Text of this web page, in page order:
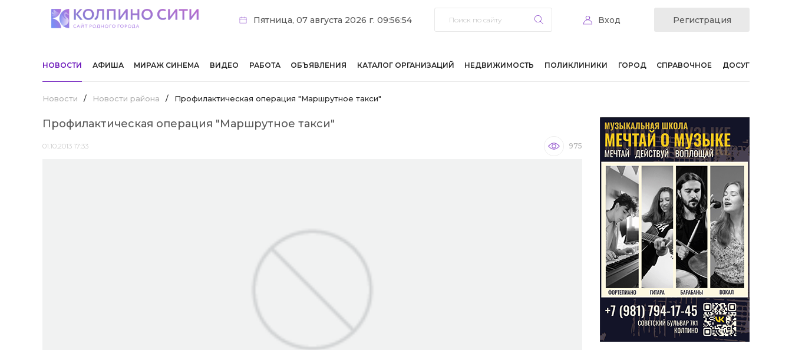
Пятница, 07 августа 2026 г. 09:56:54 Вход Регистрация
НОВОСТИ АФИША МИРАЖ СИНЕМА ВИДЕО РАБОТА ОБЪЯВЛЕНИЯ КАТАЛОГ ОРГАНИЗАЦИЙ НЕДВИЖИМОСТЬ ПОЛИКЛИНИКИ ГОРОД СПРАВОЧНОЕ ДОСУГ
Новости / Новости района / Профилактическая операция "Маршрутное такси"
Профилактическая операция "Маршрутное такси"
01.10.2013 17:33 975